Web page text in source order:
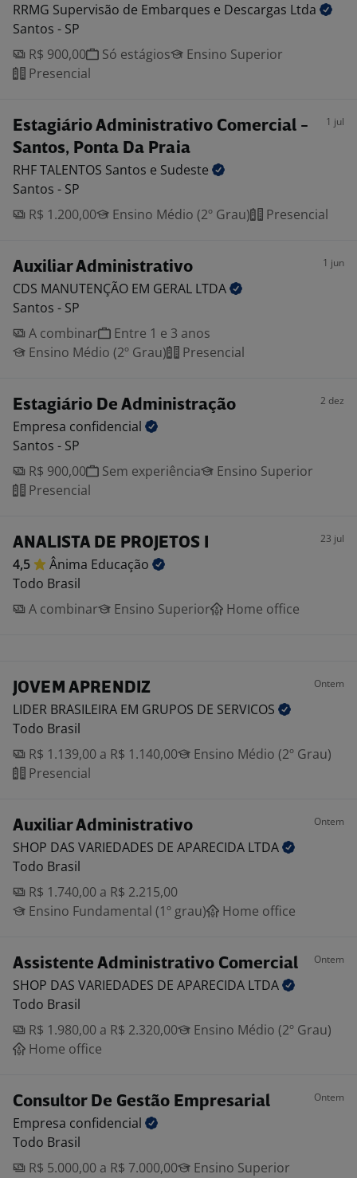
RRMG Supervisão de Embarques e Descargas Ltda
Santos - SP
R$ 900,00
Só estágios
Ensino Superior
Presencial
Estagiário Administrativo Comercial -
Santos, Ponta Da Praia
1 jul
RHF TALENTOS Santos e Sudeste
Santos - SP
R$ 1.200,00
Ensino Médio (2º Grau) Presencial
Auxiliar Administrativo 1 jun
CDS MANUTENÇÃO EM GERAL LTDA
Santos - SP
A combinar
Entre 1 e 3 anos
Ensino Médio (2º Grau)
Presencial
Estagiário De Administração 2 dez
Empresa confidencial
Santos - SP
R$ 900,00
Sem experiência
Ensino Superior
Presencial
ANALISTA DE PROJETOS I 23 jul
4,5 Ânima Educação
Todo Brasil
A combinar
Ensino Superior Home office
JOVEM APRENDIZ Ontem
LIDER BRASILEIRA EM GRUPOS DE SERVICOS
Todo Brasil
R$ 1.139,00 a R$ 1.140,00
Ensino Médio (2º Grau)
Presencial
Auxiliar Administrativo Ontem
SHOP DAS VARIEDADES DE APARECIDA LTDA
Todo Brasil
R$ 1.740,00 a R$ 2.215,00
Ensino Fundamental (1º grau)
Home office
Assistente Administrativo Comercial Ontem
SHOP DAS VARIEDADES DE APARECIDA LTDA
Todo Brasil
R$ 1.980,00 a R$ 2.320,00
Ensino Médio (2º Grau)
Home office
Consultor De Gestão Empresarial Ontem
Empresa confidencial
Todo Brasil
R$ 5.000,00 a R$ 7.000,00
Ensino Superior